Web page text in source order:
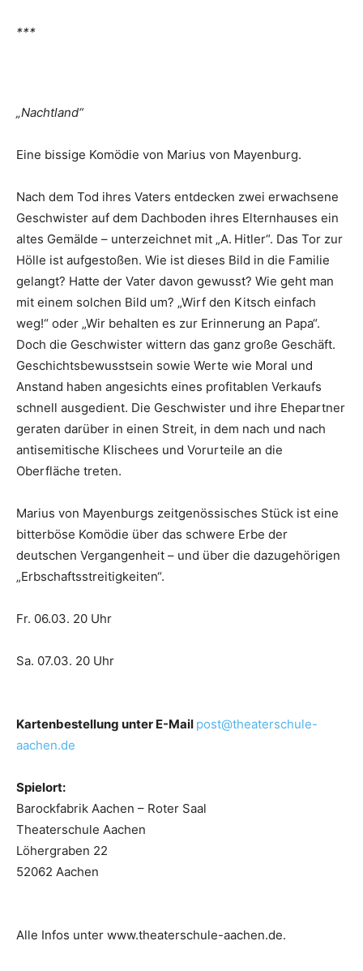
***
„Nachtland“
Eine bissige Komödie von Marius von Mayenburg.
Nach dem Tod ihres Vaters entdecken zwei erwachsene
Geschwister auf dem Dachboden ihres Elternhauses ein
altes Gemälde – unterzeichnet mit „A. Hitler“. Das Tor zur
Hölle ist aufgestoßen. Wie ist dieses Bild in die Familie
gelangt? Hatte der Vater davon gewusst? Wie geht man
mit einem solchen Bild um? „Wirf den Kitsch einfach
weg!“ oder „Wir behalten es zur Erinnerung an Papa“.
Doch die Geschwister wittern das ganz große Geschäft.
Geschichtsbewusstsein sowie Werte wie Moral und
Anstand haben angesichts eines profitablen Verkaufs
schnell ausgedient. Die Geschwister und ihre Ehepartner
geraten darüber in einen Streit, in dem nach und nach
antisemitische Klischees und Vorurteile an die
Oberfläche treten.
Marius von Mayenburgs zeitgenössisches Stück ist eine
bitterböse Komödie über das schwere Erbe der
deutschen Vergangenheit – und über die dazugehörigen
„Erbschaftsstreitigkeiten“.
Fr. 06.03. 20 Uhr
Sa. 07.03. 20 Uhr
Kartenbestellung unter E-Mail post@theaterschule-
aachen.de
Spielort:
Barockfabrik Aachen – Roter Saal
Theaterschule Aachen
Löhergraben 22
52062 Aachen
Alle Infos unter www.theaterschule-aachen.de.